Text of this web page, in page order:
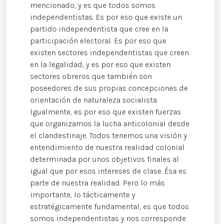
mencionado, y es que todos somos
independentistas. Es por eso que existe un
partido independentista que cree en la
participación electoral. Es por eso que
existen sectores independentistas que creen
en la legalidad, y es por eso que existen
sectores obreros que también son
poseedores de sus propias concepciones de
orientación de naturaleza socialista.
Igualmente, es por eso que existen fuerzas
que organizamos la lucha anticolonial desde
el clandestinaje. Todos tenemos una visión y
entendimiento de nuestra realidad colonial
determinada por unos objetivos finales al
igual que por esos intereses de clase. Ésa es
parte de nuestra realidad. Pero lo más
importante, lo tácticamente y
estratégicamente fundamental, es que todos
somos independentistas y nos corresponde